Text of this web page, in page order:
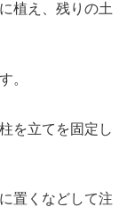
植え、残りの土
。
を立てを固定し
置くなどして注